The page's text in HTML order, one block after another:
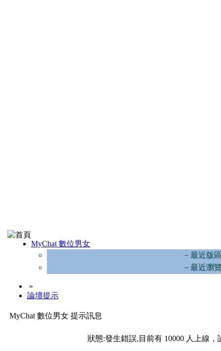
MyChat 數位男女
－最近版
－最近瀏
»
論壇提示
MyChat 數位男女 提示訊息
狀態:發生錯誤,目前有 10000 人上線